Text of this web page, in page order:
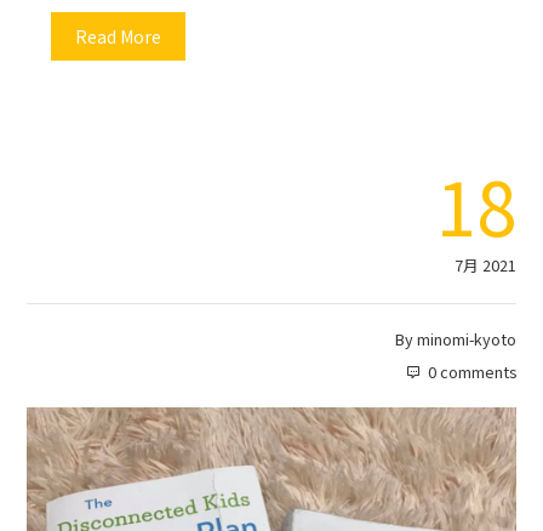
Read More
18
7月 2021
Byminomi-kyoto
0 comments